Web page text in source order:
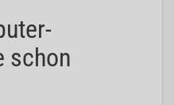
schon